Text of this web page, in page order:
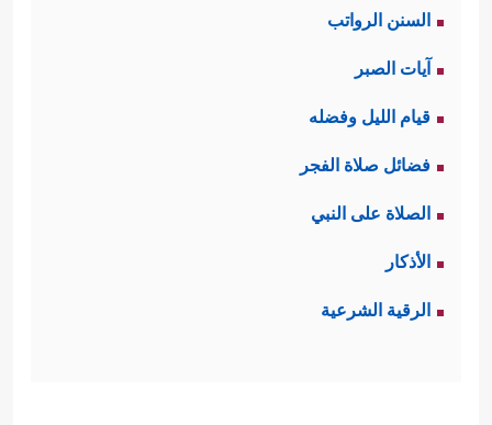
السنن الرواتب
آيات الصبر
قيام الليل وفضله
فضائل صلاة الفجر
الصلاة على النبي
الأذكار
الرقية الشرعية